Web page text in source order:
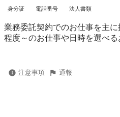
身分証 電話番号 法人書類
業務委託契約でのお仕事を主
程度～のお仕事や日時を選べる
注意事項 通報